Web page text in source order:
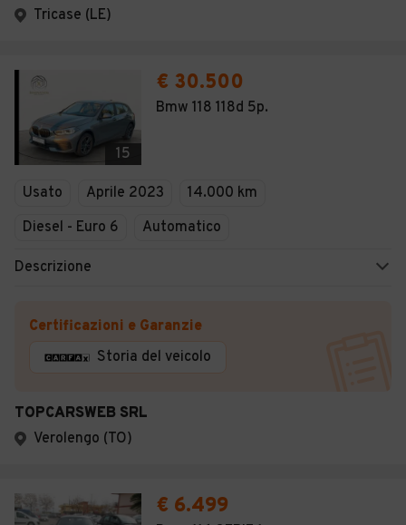
Tricase (LE)
15
€ 30.500
Bmw 118 118d 5p.
Usato Aprile 2023
14.000 km
Diesel - Euro 6
Automatico
Descrizione
Certificazioni e Garanzie
Storia del veicolo
TOPCARSWEB SRL
Verolengo (TO)
€ 6.499